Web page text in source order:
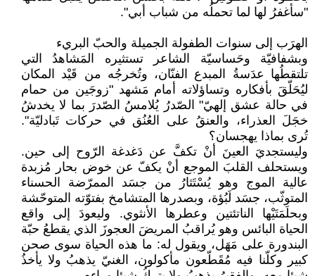
"سأغفرُ لها لما تحملُه من شباب أبي".
الهرَب إلى سنوات الطفولة الجميلة والحبّ البريء
وبشفافيّة وحَساسيّة الشاعر تستثيره المَشاهدُ التي
تلتقطُها عدَسةُ المبدع الفنّان، وتُخرجُه من قَيْد المكان
ليُحَلّقَ بأفكاره وتساؤلاته أمام مَشهد "زوجَين من حمام
في حالة عشق إلهيّ" الصّدرُ يُلامسُ الصّدرَ بما لا يخدشُ
خجَلَ العذراء، والعنقُ على العُنُق في حركات تَبادليّة".
تُرى بماذا يهجسان؟
وليستجديَ العينَ أنْ تكفَّ عن دَغدغة الرّوح إلى حين.
ويستحلف القلبَ الموجع أنْ يكفّ عن خوض بحار مُزبدة
عالية الموج وهو يُسْتَثارُ من جسَد الممرّضة الحسناء
المتوثّب، جسَد لَبُؤة، وبصدرها المتشامخ بفتوّته المتوحّشة
وبحلَمَتَيْها الناتئتين وعطرها الأنثوي. وليعودَ إلى واقع
الحياة البائس وهو يُراقبُ المريضَ العجوزَ الذي يقطعُ حبّة
البندورة على مَهَل، ويقول له: ما هذه الحياة سوى صحن
كبير وكلّنا فيه مُقَطّعون مأكولون، الغنيّ يذهبُ ولا يأخذُ